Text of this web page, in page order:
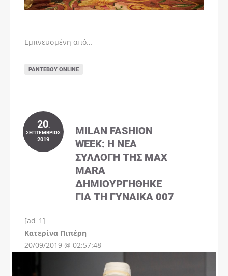
Εμπνευσμένη από…
ΡΑΝΤΕΒΟΎ ONLINE
20.
ΣΕΠΤΈΜΒΡΙΟΣ
2019
MILAN FASHION
WEEK: Η ΝΈΑ
ΣΥΛΛΟΓΉ ΤΗΣ MAX
MARA
ΔΗΜΙΟΥΡΓΉΘΗΚΕ
ΓΙΑ ΤΗ ΓΥΝΑΊΚΑ 007
[ad_1]
Kατερίνα Πιπέρη
20/09/2019 @ 02:57:48